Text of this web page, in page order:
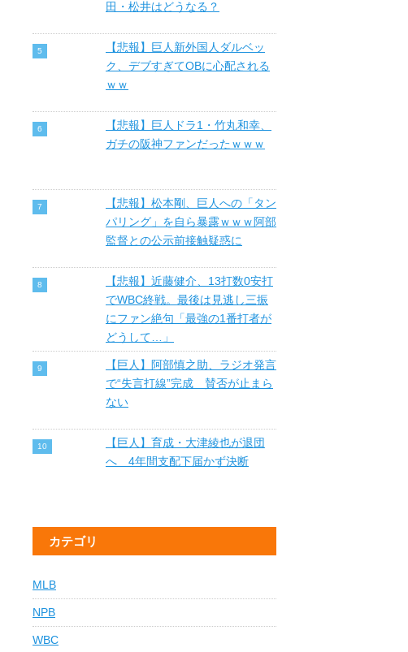
田・松井はどうなる？
【悲報】巨人新外国人ダルベッ
ク、デブすぎてOBに心配される
ｗｗ
【悲報】巨人ドラ1・竹丸和幸、
ガチの阪神ファンだったｗｗｗ
【悲報】松本剛、巨人への「タン
パリング」を自ら暴露ｗｗｗ阿部
監督との公示前接触疑惑に
【悲報】近藤健介、13打数0安打
でWBC終戦。最後は見逃し三振
にファン絶句「最強の1番打者が
どうして…」
【巨人】阿部慎之助、ラジオ発言
で“失言打線”完成 賛否が止まら
ない
【巨人】育成・大津綾也が退団
へ 4年間支配下届かず決断
カテゴリ
MLB
NPB
WBC